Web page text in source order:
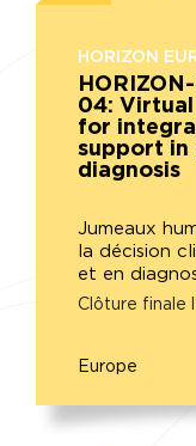
HORIZON
04: Virtual
for
support in
diagnosis
Jumeaux
la décision
et en
Clôture finale
Europe